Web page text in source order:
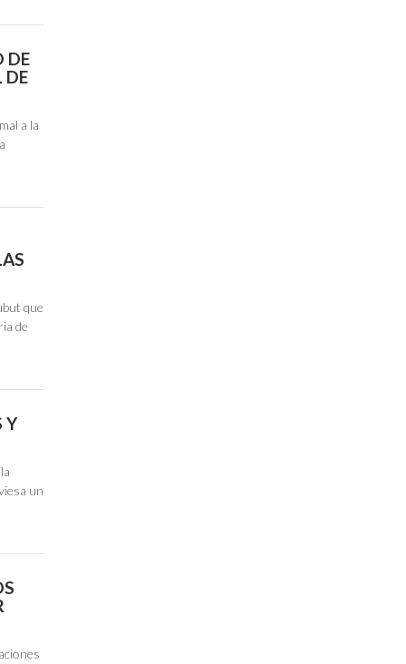
DE
DE
a la
que
de
Y
un